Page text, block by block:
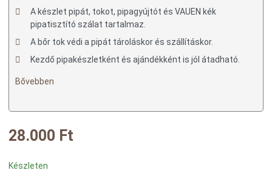
A készlet pipát, tokot, pipagyújtót és VAUEN kék
pipatisztító szálat tartalmaz.
A bőr tok védi a pipát tároláskor és szállításkor.
Kezdő pipakészletként és ajándékként is jól átadható.
Bővebben
28.000 Ft
Készleten